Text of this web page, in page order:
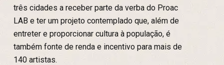
três cidades a receber parte da verba do Proac
LAB e ter um projeto contemplado que, além de
entreter e proporcionar cultura à população, é
também fonte de renda e incentivo para mais de
140 artistas.